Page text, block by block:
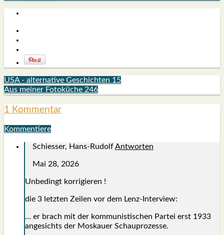
USA - alternative Geschichten 15
Aus meiner Fotoküche 246
1 Kommentar
Kommentiere
Schiesser, Hans-RudolfAntworten
Mai 28, 2026
Unbe­dingt kor­ri­gie­ren !
die 3 letz­ten Zei­len vor dem Lenz-Inter­view:
… er brach mit der kom­mu­nis­ti­schen Par­tei erst 1933
ange­sichts der Mos­kau­er Schau­pro­zes­se.